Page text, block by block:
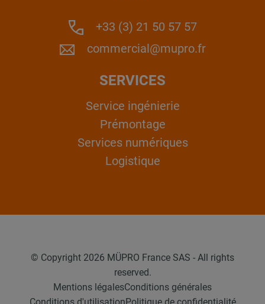
+33 (3) 21 50 57 57
commercial@mupro.fr
SERVICES
Service ingénierie
Prémontage
Services numériques
Logistique
© Copyright 2026 MÜPRO France SAS - All rights
reserved.
Mentions légalesConditions générales